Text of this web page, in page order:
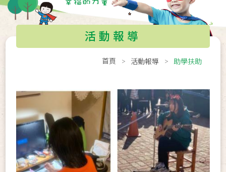
活動報導
首頁 活動報導 助學扶助